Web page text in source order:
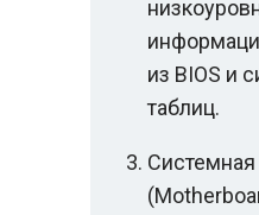
из BIOS и
таблиц.
Системная